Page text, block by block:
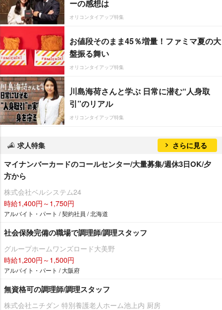
ーの感想は
オリコンタイアップ特集
お値段そのまま45％増量！ファミマ夏の大
盤振る舞い
オリコンタイアップ特集
川島海荷さんと学ぶ 日常に潜む“人身取
引”のリアル
オリコンタイアップ特集
求人特集 さらに見る
マイナンバーカードのコールセンター/大量募集/週休3日OK/夕
方から
株式会社ベルシステム24
時給1,400円～1,750円
アルバイト・パート / 契約社員 / 北海道
社会保険完備の職場で調理師/調理スタッフ
グループホームワンズロード大美野
時給1,200円～1,500円
アルバイト・パート / 大阪府
無資格可の調理師/調理スタッフ
株式会社ニチダン 特別養護老人ホーム池上内 厨房